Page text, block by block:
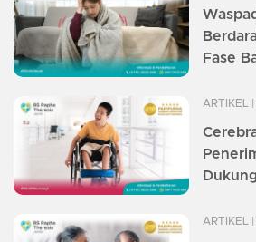
Fase
ARTIKEL
ARTIKEL